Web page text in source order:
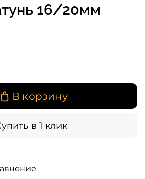
16/20мм
В корзину
в 1 клик